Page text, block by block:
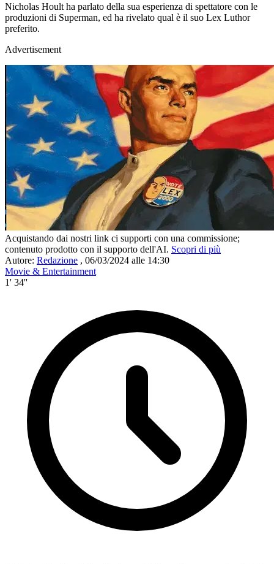
Nicholas Hoult ha parlato della sua esperienza di spettatore con le
produzioni di Superman, ed ha rivelato qual è il suo Lex Luthor
preferito.
Advertisement
Acquistando dai nostri link ci supporti con una commissione;
contenuto prodotto con il supporto dell'AI. Scopri di più
Autore: Redazione , 06/03/2024 alle 14:30
Movie & Entertainment
1' 34''